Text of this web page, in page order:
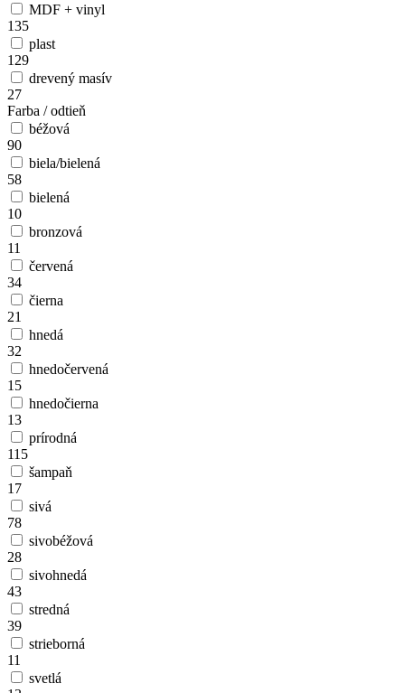
MDF + vinyl
135
plast
129
drevený masív
27
Farba / odtieň
béžová
90
biela/bielená
58
bielená
10
bronzová
11
červená
34
čierna
21
hnedá
32
hnedočervená
15
hnedočierna
13
prírodná
115
šampaň
17
sivá
78
sivobéžová
28
sivohnedá
43
stredná
39
strieborná
11
svetlá